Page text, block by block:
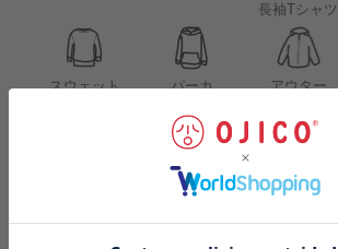
長袖Tシャツ
スウェット パーカ アウター
ベビー